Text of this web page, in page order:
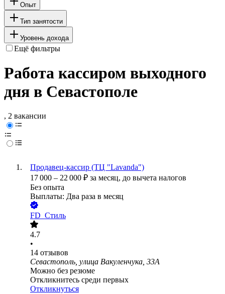
Опыт
Тип занятости
Уровень дохода
Ещё фильтры
Работа кассиром выходного
дня в Севастополе
, 2 вакансии
Продавец-кассир (ТЦ "Lavanda")
17 000 – 22 000 ₽ за месяц, до вычета налогов
Без опыта
Выплаты: Два раза в месяц
FD_Стиль
4.7
•
14 отзывов
Севастополь, улица Вакуленчука, 33А
Можно без резюме
Откликнитесь среди первых
Откликнуться